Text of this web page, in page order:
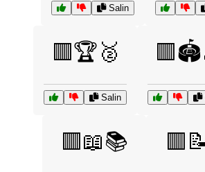
Salin
🟥🏆🥈
Salin
🟥📖📚